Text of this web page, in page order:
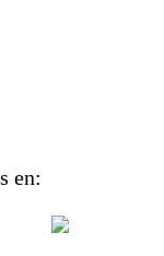
en: